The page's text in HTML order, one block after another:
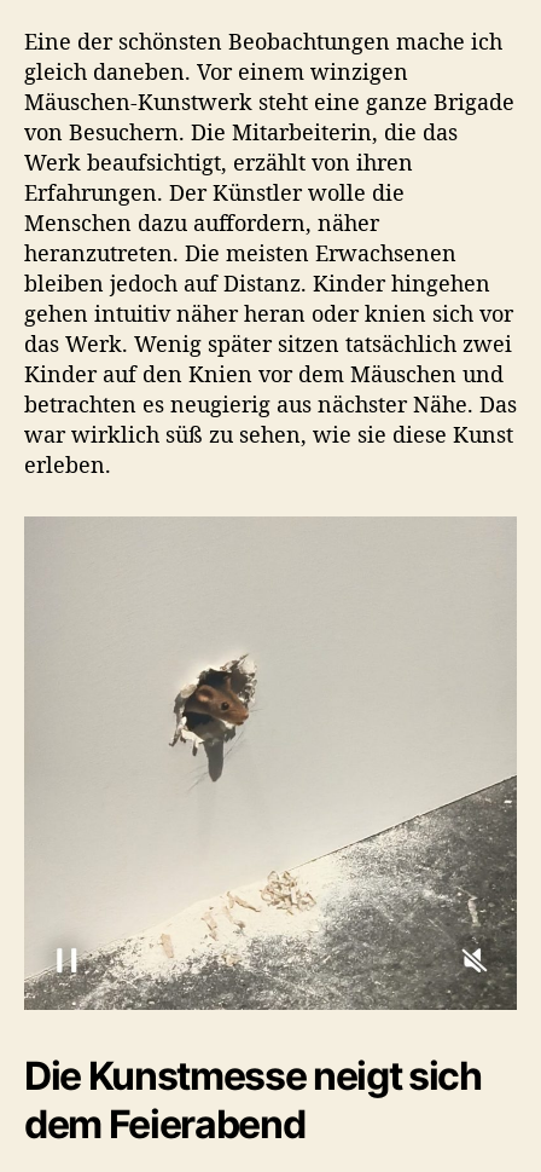
Eine der schönsten Beobachtungen mache ich
gleich daneben. Vor einem winzigen
Mäuschen-Kunstwerk steht eine ganze Brigade
von Besuchern. Die Mitarbeiterin, die das
Werk beaufsichtigt, erzählt von ihren
Erfahrungen. Der Künstler wolle die
Menschen dazu auffordern, näher
heranzutreten. Die meisten Erwachsenen
bleiben jedoch auf Distanz. Kinder hingehen
gehen intuitiv näher heran oder knien sich vor
das Werk. Wenig später sitzen tatsächlich zwei
Kinder auf den Knien vor dem Mäuschen und
betrachten es neugierig aus nächster Nähe. Das
war wirklich süß zu sehen, wie sie diese Kunst
erleben.
Die Kunstmesse neigt sich
dem Feierabend